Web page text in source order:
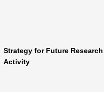
Strategy for Future Research
Activity